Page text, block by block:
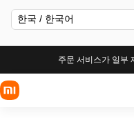
한국 / 한국어
주문 서비스가 일부